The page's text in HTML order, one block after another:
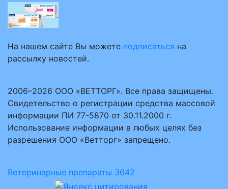
На нашем сайте Вы можете подписаться на
рассылку новостей.
2006–2026 ООО «ВЕТТОРГ». Все права защищены.
Свидетельство о регистрации средства массовой
информации ПИ 77-5870 от 30.11.2000 г.
Использование информации в любых целях без
разрешения ООО «Ветторг» запрещено.
Ветеринарные препараты 3642